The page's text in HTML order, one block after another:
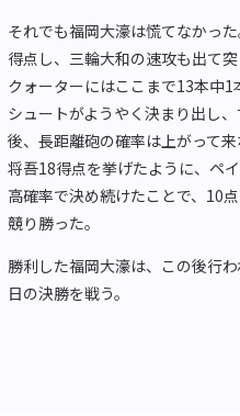
それでも福岡大濠は慌てなかっ
得点し、三輪大和の速攻も出て
クォーターにはここまで13本中
シュートがようやく決まり出し
後、長距離砲の確率は上がって
将吾18得点を挙げたように、ペ
高確率で決め続けたことで、10
競り勝った。
勝利した福岡大濠は、この後行
日の決勝を戦う。